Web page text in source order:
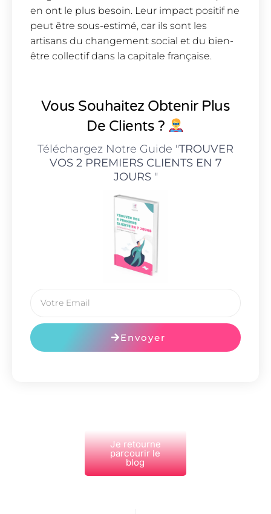
en ont le plus besoin. Leur impact positif ne
peut être sous-estimé, car ils sont les
artisans du changement social et du bien-
être collectif dans la capitale française.
Vous Souhaitez Obtenir Plus
De Clients ?
Téléchargez Notre Guide "TROUVER
VOS 2 PREMIERS CLIENTS EN 7
JOURS"
Envoyer
Je retourne
parcourir le
blog